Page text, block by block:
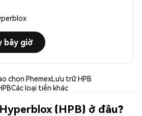
bây giờ
chọn PhemexLưu trữ HPB
Các loại tiền khác
(HPB) ở đâu?